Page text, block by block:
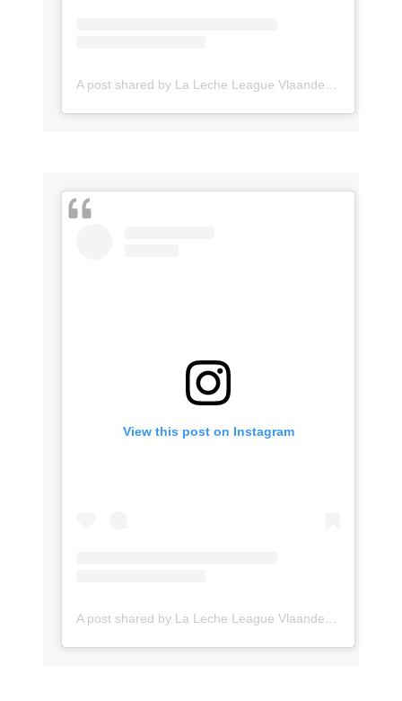
A post shared by La Leche League Vlaanderen (@lll_vlaanderen)
View this post on Instagram